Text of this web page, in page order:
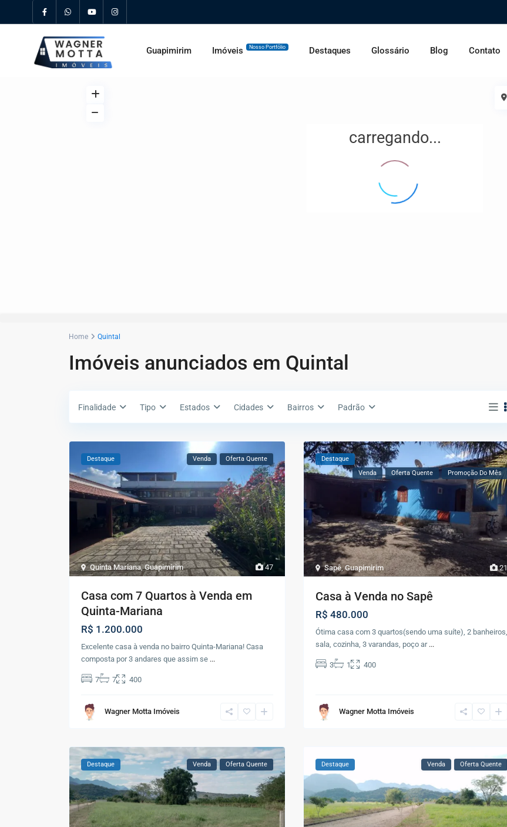
Guapimirim Imóveis Nosso Portfólio Destaques Glossário Blog Contato
carregando...
Home Quintal
Imóveis anunciados em Quintal
Finalidade Tipo Estados Cidades Bairros Padrão
47
Quinta Mariana,Guapimirim
Destaque Venda Oferta Quente
Casa com 7 Quartos à Venda em
Quinta-Mariana
R$ 1.200.000
Excelente casa à venda no bairro Quinta-Mariana! Casa
composta por 3 andares que assim se ...
7 7 400
Wagner Motta Imóveis
21
Sapê,Guapimirim
Destaque
Venda
Oferta Quente Promoção Do Mês
Casa à Venda no Sapê
R$ 480.000
Ótima casa com 3 quartos(sendo uma suíte), 2 banheiros,
sala, cozinha, 3 varandas, poço ar ...
3 1 400
Wagner Motta Imóveis
Destaque Venda Oferta Quente Destaque Venda Oferta Quente